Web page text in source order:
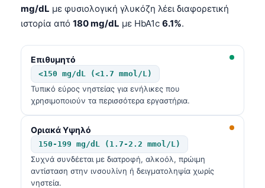
mg/dL με φυσιολογική γλυκόζη λέει διαφορετική
ιστορία από 180 mg/dL με HbA1c 6.1%.
Επιθυμητό
<150 mg/dL (<1.7 mmol/L)
Τυπικό εύρος νηστείας για ενήλικες που
χρησιμοποιούν τα περισσότερα εργαστήρια.
Οριακά Υψηλό
150-199 mg/dL (1.7-2.2 mmol/L)
Συχνά συνδέεται με διατροφή, αλκοόλ, πρώιμη
αντίσταση στην ινσουλίνη ή δειγματοληψία χωρίς
νηστεία.